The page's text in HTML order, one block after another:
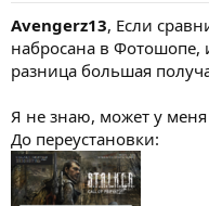
Avengerz13, Если
набросана в Фотошопе,
разница большая
Я не знаю, может у меня
До переустановки: